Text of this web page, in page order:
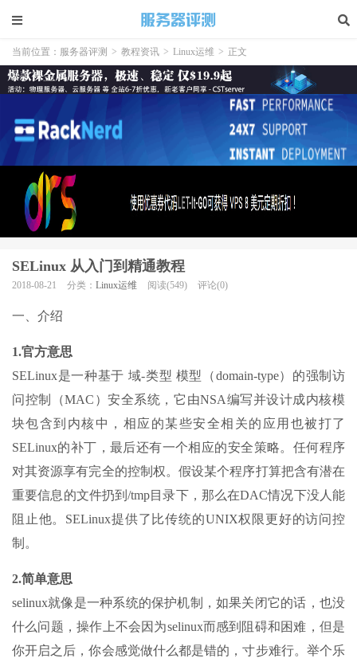
当前位置： 服务器评测 > 教程资讯 > Linux运维 > 正文
SELinux 从入门到精通教程
2018-08-21 分类： Linux运维 阅读(549) 评论(0)
一、介绍
1.官方意思
SELinux是一种基于 域-类型 模型（domain-type）的强制访
问控制（MAC）安全系统，它由NSA编写并设计成内核模
块包含到内核中，相应的某些安全相关的应用也被打了
SELinux的补丁，最后还有一个相应的安全策略。任何程序
对其资源享有完全的控制权。假设某个程序打算把含有潜在
重要信息的文件扔到/tmp目录下，那么在DAC情况下没人能
阻止他。SELinux提供了比传统的UNIX权限更好的访问控
制。
2.简单意思
selinux就像是一种系统的保护机制，如果关闭它的话，也没
什么问题，操作上不会因为selinux而感到阻碍和困难，但是
你开启之后，你会感觉做什么都是错的，寸步难行。举个乐